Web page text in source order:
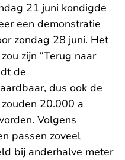
21 juni kondigde
een demonstratie
zondag 28 juni. Het
zijn “Terug naar
de
dus ook de
20.000 a
Volgens
passen zoveel
bij anderhalve meter